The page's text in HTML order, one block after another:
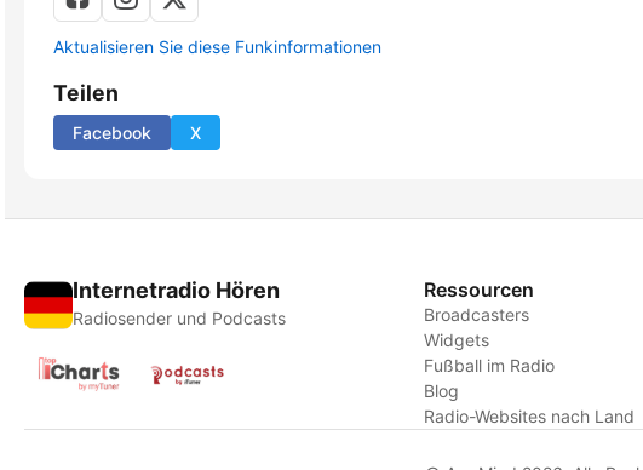
Aktualisieren Sie diese Funkinformationen
Teilen
Facebook X
Internetradio Hören
Radiosender und Podcasts
Ressourcen
Broadcasters
Widgets
Fußball im Radio
Blog
Radio-Websites nach Land